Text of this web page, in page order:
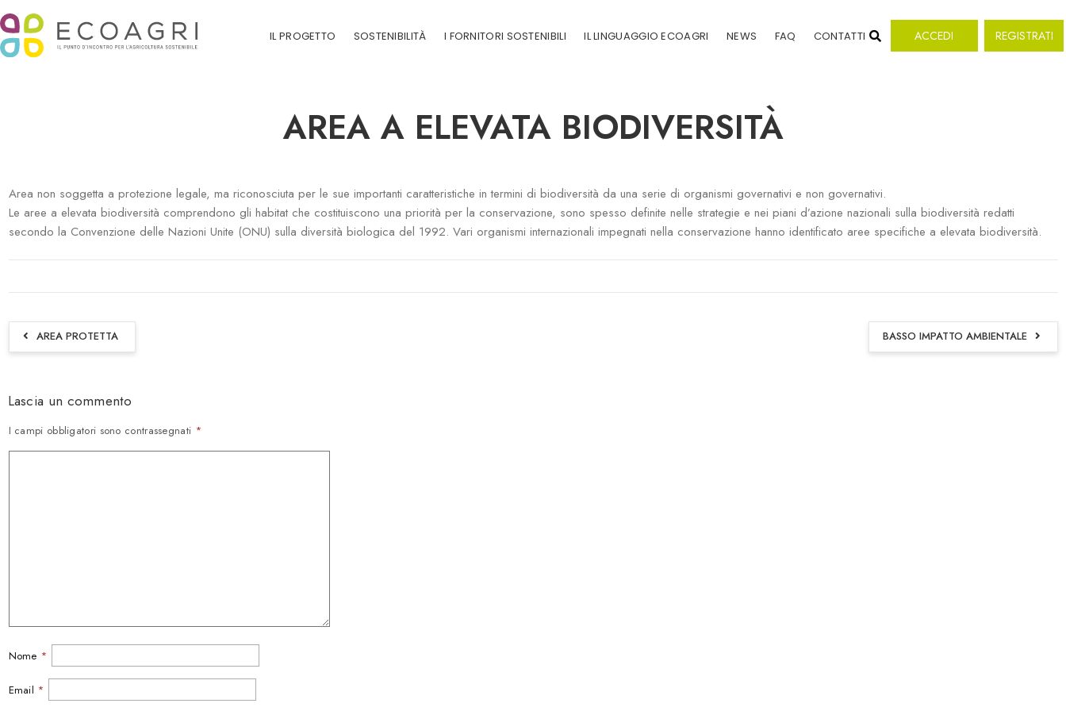
IL PROGETTO SOSTENIBILITÀ I FORNITORI SOSTENIBILI IL LINGUAGGIO ECOAGRI NEWS FAQ CONTATTI ACCEDI REGISTRATI
AREA A ELEVATA BIODIVERSITÀ
Area non soggetta a protezione legale, ma riconosciuta per le sue importanti caratteristiche in termini di biodiversità da una serie di organismi governativi e non governativi.
Le aree a elevata biodiversità comprendono gli habitat che costituiscono una priorità per la conservazione, sono spesso definite nelle strategie e nei piani d’azione nazionali sulla biodiversità redatti
secondo la Convenzione delle Nazioni Unite (ONU) sulla diversità biologica del 1992. Vari organismi internazionali impegnati nella conservazione hanno identificato aree specifiche a elevata biodiversità.
AREA PROTETTA BASSO IMPATTO AMBIENTALE
Lascia un commento
I campi obbligatori sono contrassegnati *
Nome *
Email *